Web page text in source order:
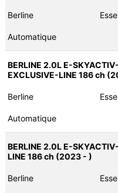
Berline
Automatique
BERLINE 2.0L E-
EXCLUSIVE-LINE 186 ch
Berline
Automatique
BERLINE 2.0L E-
LINE 186 ch (2023 - )
Berline